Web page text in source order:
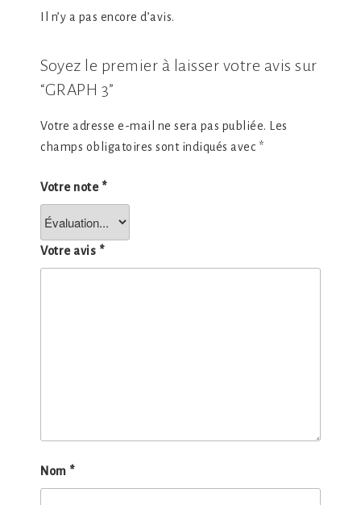
Il n’y a pas encore d’avis.
Soyez le premier à laisser votre avis sur
“GRAPH 3”
Votre adresse e-mail ne sera pas publiée. Les
champs obligatoires sont indiqués avec *
Votre note *
Votre avis *
Nom *